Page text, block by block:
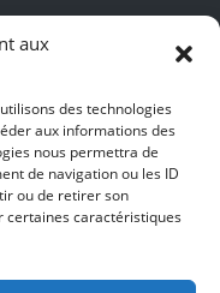
aux
des technologies
aux informations des
nous permettra de
de navigation ou les ID
ou de retirer son
certaines caractéristiques